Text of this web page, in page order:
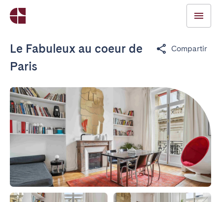
Le Fabuleux au coeur de
Paris
Compartir